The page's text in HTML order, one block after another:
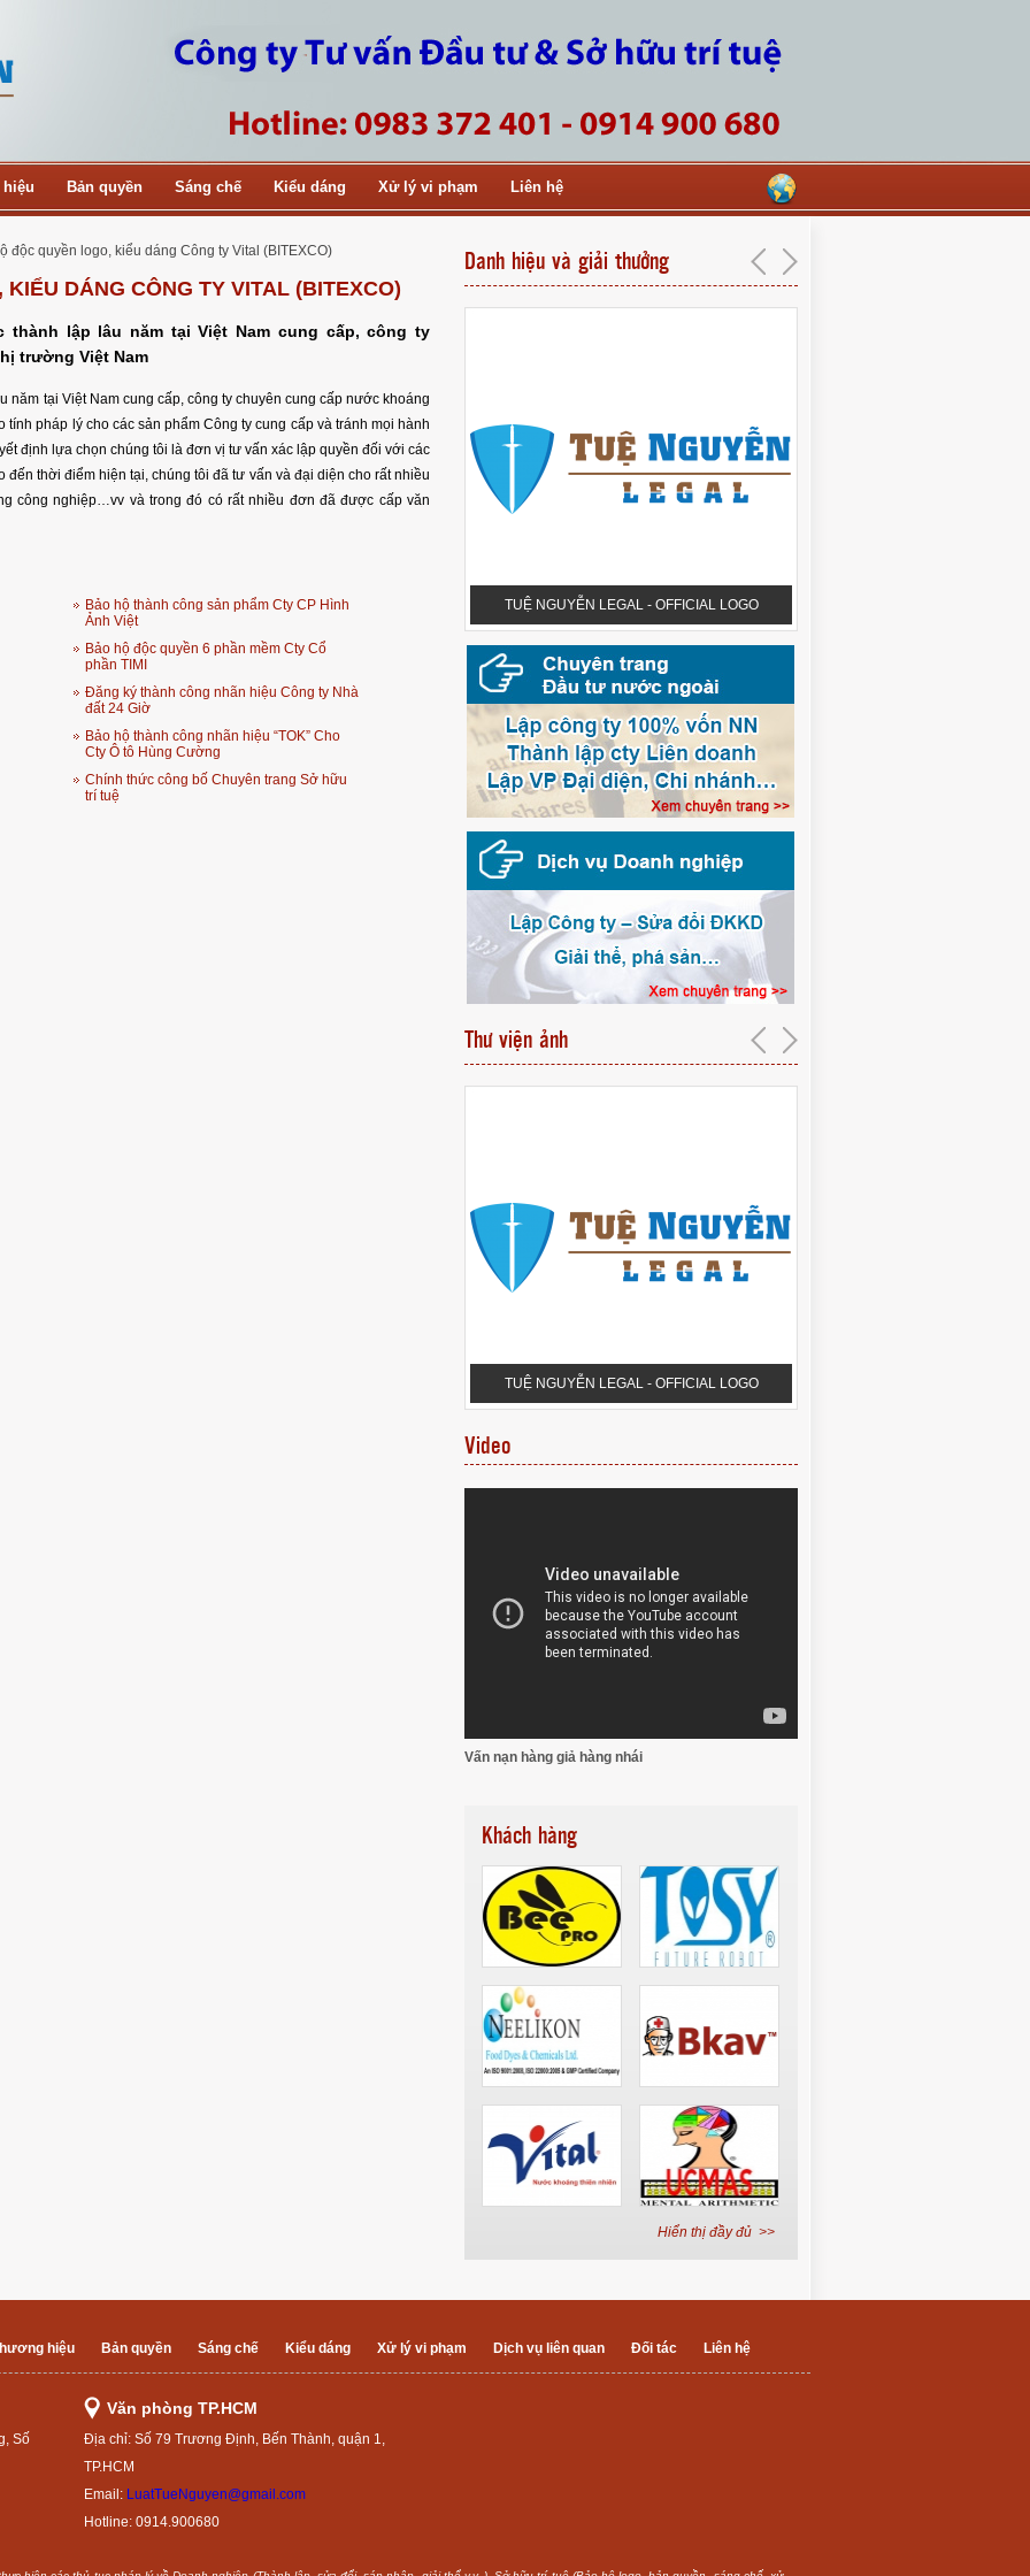
Bản quyền Sáng chế Kiểu dáng Xử lý vi phạm Liên hệ
độc quyền logo, kiểu dáng Công ty Vital (BITEXCO)
DÁNG CÔNG TY VITAL (BITEXCO)
lập lâu năm tại Việt Nam cung cấp, công ty
trường Việt Nam
năm tại Việt Nam cung cấp, công ty chuyên cung cấp nước khoáng
pháp lý cho các sản phẩm Công ty cung cấp và tránh mọi hành
định lựa chọn chúng tôi là đơn vị tư vấn xác lập quyền đối với các
thời điểm hiện tại, chúng tôi đã tư vấn và đại diện cho rất nhiều
công nghiệp…vv và trong đó có rất nhiều đơn đã được cấp văn
Bảo hộ thành công sản phẩm Cty CP Hình
Ảnh Việt
Bảo hộ độc quyền 6 phần mềm Cty Cổ
phần TIMI
Đăng ký thành công nhãn hiệu Công ty Nhà
đất 24 Giờ
Bảo hộ thành công nhãn hiệu “TOK” Cho
Cty Ô tô Hùng Cường
Chính thức công bố Chuyên trang Sở hữu
trí tuệ
Danh hiệu và giải thưởng
TUỆ NGUYỄN LEGAL - OFFICIAL LOGO TUỆ NGUYỄN LEGAL - OFFICIAL LOGO
Thư viện ảnh
TUỆ NGUYỄN LEGAL - OFFICIAL LOGO
Video
Vấn nạn hàng giả hàng nhái
Khách hàng
Hiển thị đầy đủ >>
hiệu Bản quyền Sáng chế Kiểu dáng Xử lý vi phạm Dịch vụ liên quan Đối tác Liên hệ
Số
Văn phòng TP.HCM
Địa chỉ: Số 79 Trương Định, Bến Thành, quận 1,
TP.HCM
Email: LuatTueNguyen@gmail.com
Hotline: 0914.900680